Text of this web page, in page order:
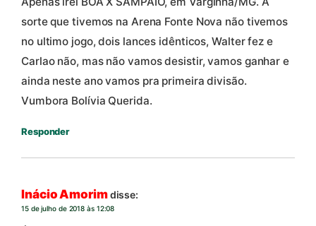
sorte que tivemos na Arena Fonte Nova não tivemos
no ultimo jogo, dois lances idênticos, Walter fez e
Carlao não, mas não vamos desistir, vamos ganhar e
ainda neste ano vamos pra primeira divisão.
Vumbora Bolívia Querida.
Responder
Inácio Amorimdisse:
15 de julho de 2018 às 12:08